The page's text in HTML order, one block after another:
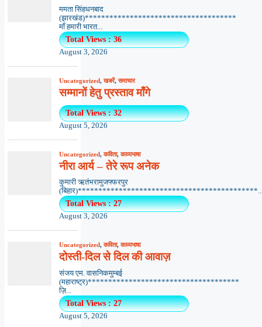
ममता सिंहधनबाद
(झारखंड)*************************************
माँ हमारी भारत...
Total Views : 36
August 3, 2026
Uncategorized,खबरें,समाचार
सम्मानों हेतु प्रस्ताव माँगे
Total Views : 32
August 5, 2026
Uncategorized,कविता,काव्यभाषा
नीरा आर्य – तेरे रूप अनेक
कुमारी ऋतंभरामुजफ्फरपुर
Total Views : 27
August 3, 2026
Uncategorized,कविता,काव्यभाषा
दोस्ती-दिल से दिल की आवाज़
संजय एम. वासनिकमुम्बई
(महाराष्ट्र)*************************************
ज़ि...
Total Views : 27
August 5, 2026